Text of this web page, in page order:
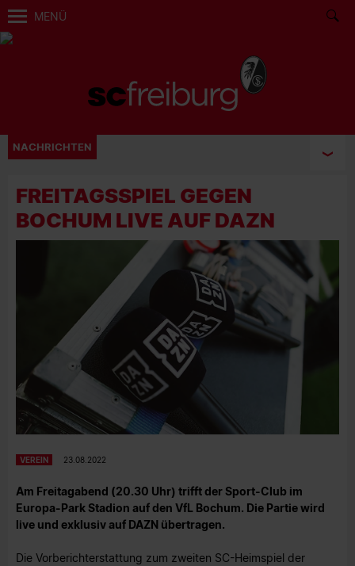
MENÜ
NACHRICHTEN
FREITAGSSPIEL GEGEN
BOCHUM LIVE AUF DAZN
VEREIN 23.08.2022
Am Freitagabend (20.30 Uhr) trifft der Sport-Club im
Europa-Park Stadion auf den VfL Bochum. Die Partie wird
live und exklusiv auf DAZN übertragen.
Die Vorberichterstattung zum zweiten SC-Heimspiel der